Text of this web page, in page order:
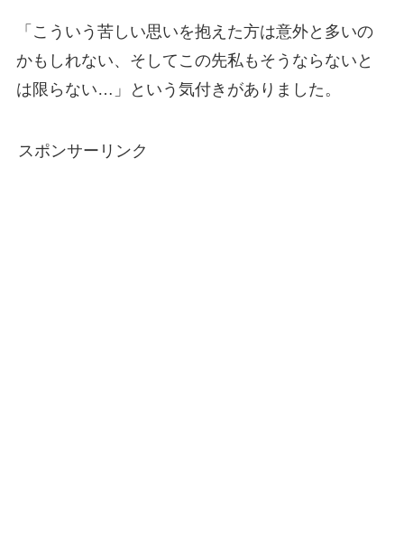
「こういう苦しい思いを抱えた方は意外と多いの
かもしれない、そしてこの先私もそうならないと
は限らない…」という気付きがありました。
スポンサーリンク